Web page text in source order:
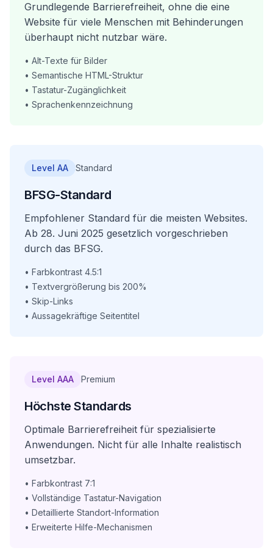
Grundlegende Barrierefreiheit, ohne die eine
Website für viele Menschen mit Behinderungen
überhaupt nicht nutzbar wäre.
• Alt-Texte für Bilder
• Semantische HTML-Struktur
• Tastatur-Zugänglichkeit
• Sprachenkennzeichnung
Level AA Standard
BFSG-Standard
Empfohlener Standard für die meisten Websites.
Ab 28. Juni 2025 gesetzlich vorgeschrieben
durch das BFSG.
• Farbkontrast 4.5:1
• Textvergrößerung bis 200%
• Skip-Links
• Aussagekräftige Seitentitel
Level AAA Premium
Höchste Standards
Optimale Barrierefreiheit für spezialisierte
Anwendungen. Nicht für alle Inhalte realistisch
umsetzbar.
• Farbkontrast 7:1
• Vollständige Tastatur-Navigation
• Detaillierte Standort-Information
• Erweiterte Hilfe-Mechanismen